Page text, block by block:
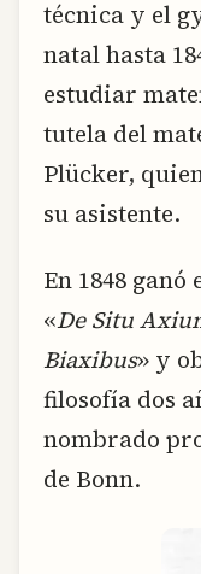
técnica y el
natal hasta
estudiar
tutela del
Plücker,
su asistente.
En 1848
«De Situ
Biaxibus» y
filosofía dos
nombrado
de Bonn.